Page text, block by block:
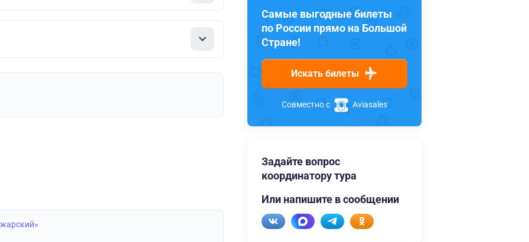
Самые выгодные билеты
по России прямо на Большой
Стране!
Искать билеты
Совместно с Aviasales
Задайте вопрос
координатору тура
Или напишите в сообщении